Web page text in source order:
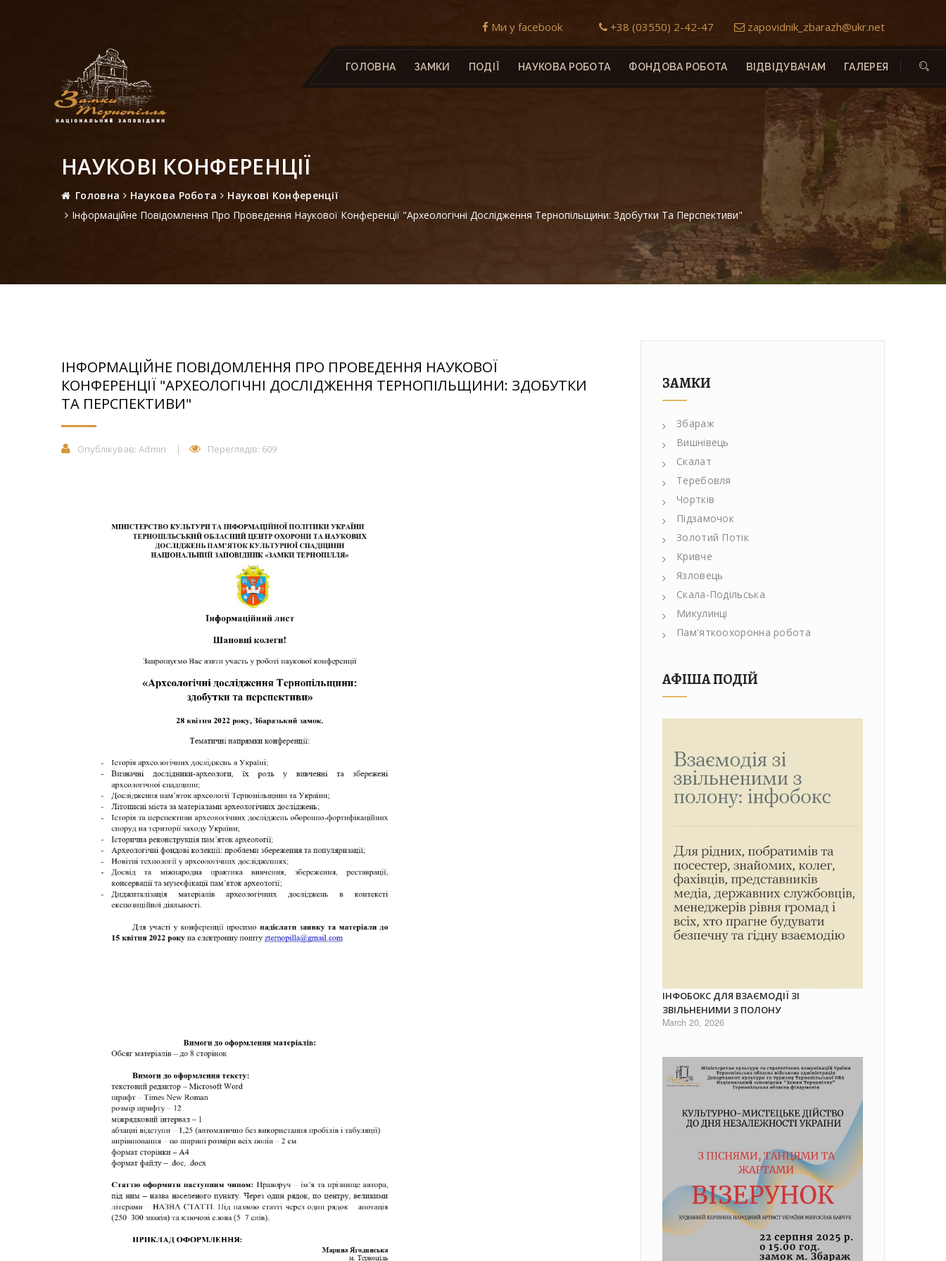
Ми у facebook +38 (03550) 2-42-47 zapovidnik_zbarazh@ukr.net
ГОЛОВНА ЗАМКИ ПОДІЇ НАУКОВА РОБОТА ФОНДОВА РОБОТА ВІДВІДУВАЧАМ ГАЛЕРЕЯ
НАУКОВІ КОНФЕРЕНЦІЇ
Головна Наукова Робота
Наукові Конференції
Інформаційне Повідомлення Про Проведення Наукової Конференції "Археологічні Дослідження Тернопільщини: Здобутки Та Перспективи"
ІНФОРМАЦІЙНЕ ПОВІДОМЛЕННЯ ПРО ПРОВЕДЕННЯ НАУКОВОЇ
КОНФЕРЕНЦІЇ "АРХЕОЛОГІЧНІ ДОСЛІДЖЕННЯ ТЕРНОПІЛЬЩИНИ: ЗДОБУТКИ
ТА ПЕРСПЕКТИВИ"
Опублікував: Admin Переглядів: 609
ЗАМКИ
Збараж
Вишнівець
Скалат
Теребовля
Чортків
Підзамочок
Золотий Потік
Кривче
Язловець
Скала-Подільська
Микулинці
Пам'яткоохоронна робота
АФІША ПОДІЙ
ІНФОБОКС ДЛЯ ВЗАЄМОДІЇ ЗІ
ЗВІЛЬНЕНИМИ З ПОЛОНУ
March 20, 2026